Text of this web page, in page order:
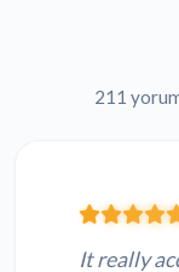
211
It really